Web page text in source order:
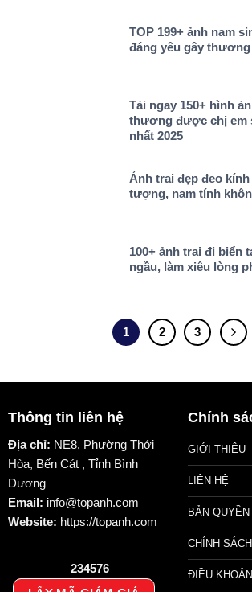
TOP 199+ ảnh nam
đáng yêu gây
Tải ngay 150+ hình
thương được chị em
nhất 2025
Ảnh trai đẹp đeo
tượng, nam tính
100+ ảnh trai đi biển
ngầu, làm xiêu lòng
1 2 3
Thông tin liên hệ
Địa chỉ: NE8, Phường Thới
Hòa, Bến Cát , Tỉnh Bình
Dương
Email: info@topanh.com
Website: https://topanh.com
234576
Chính
GIỚI THIỆU
LIÊN HỆ
BẢN QUYỀN
CHÍNH
ĐIỀU